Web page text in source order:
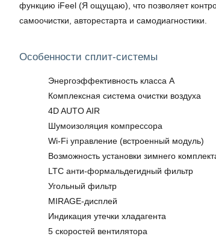
функцию iFeel (Я ощущаю), что позволяет
самоочистки, авторестарта и самодиагностики.
Особенности сплит-системы
Энергоэффективность класса A
Комплексная система очистки воздуха
4D AUTO AIR
Шумоизоляция компрессора
Wi-Fi управление (встроенный модуль)
Возможность установки зимнего
LTC анти-формальдегидный фильтр
Угольный фильтр
MIRAGE-дисплей
Индикация утечки хладагента
5 скоростей вентилятора